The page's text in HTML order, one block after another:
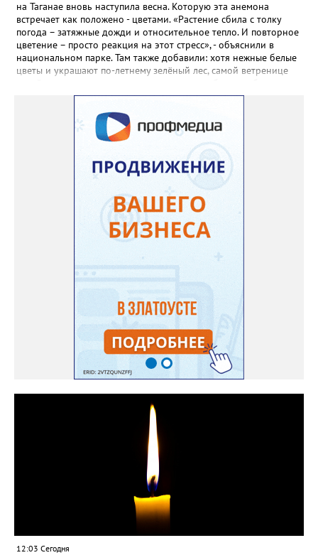
Прованса не любит «вкусную» почву. Добавляйте в посадочную
яму гравий и песок – требуется хороший дренаж. В первый год
Екатерина рекомендует цветы убирать, чтобы силы куста
пошли на наращивание корневой системы. А со второго года
пусть лаванда цветёт во всю силу! Фото: Екатерина Бойко,
специально для «Златоуст.инфо». Обсуждение новости здесь
на Таганае вновь наступила весна. Которую эта анемона
встречает как положено - цветами. «Растение сбила с толку
погода – затяжные дожди и относительное тепло. И повторное
цветение – просто реакция на этот стресс», - объяснили в
национальном парке. Там также добавили: хотя нежные белые
цветы и украшают по-летнему зелёный лес, самой ветренице
силы перед долгой зимовкой.
12:03 Сегодня